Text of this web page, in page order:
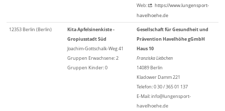
Web:
https://www.lungensport-
havelhoehe.de
12353 Berlin (Berlin)
Kita Apfelsinenkiste -
Gropiusstadt Süd
Joachim-Gottschalk-Weg 41
Gruppen Erwachsene: 2
Gruppen Kinder: 0
Gesellschaft für Gesundheit und
Prävention Havelhöhe gGmbH
Haus 10
Franziska Liebchen
14089 Berlin
Kladower Damm 221
Telefon: 0 30 / 365 01 137
E-Mail: info@lungensport-
havelhoehe.de